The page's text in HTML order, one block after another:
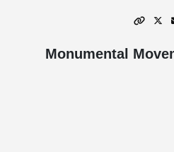
Monumental